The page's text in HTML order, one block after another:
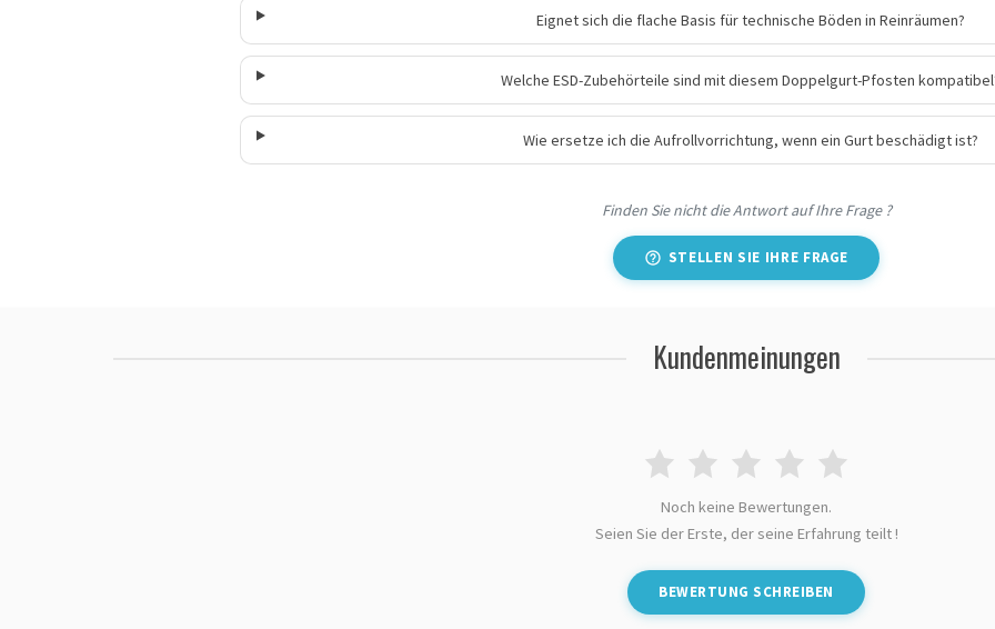
Eignet sich die flache Basis für technische Böden in Reinräumen?
Welche ESD-Zubehörteile sind mit diesem Doppelgurt-Pfosten
Wie ersetze ich die Aufrollvorrichtung, wenn ein Gurt beschädigt ist?
Finden Sie nicht die Antwort auf Ihre Frage ?
STELLEN SIE IHRE FRAGE
Kundenmeinungen
Noch keine Bewertungen.
Seien Sie der Erste, der seine Erfahrung teilt !
BEWERTUNG SCHREIBEN